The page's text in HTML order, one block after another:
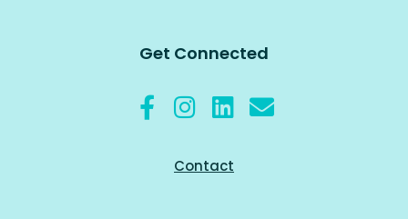
Get Connected
Contact